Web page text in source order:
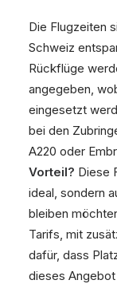
Die Flugzeiten
Schweiz
Rückflüge
angegeben,
eingesetzt
bei den
A220 oder
Vorteil? Diese
ideal, sondern
bleiben
Tarifs, mit
dafür, dass
dieses